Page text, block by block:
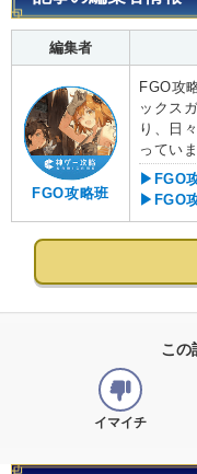
編集者
FGO攻略班
FGO攻
ックス
り、日
ってい
▶FGO
▶FGO
この
イマイチ